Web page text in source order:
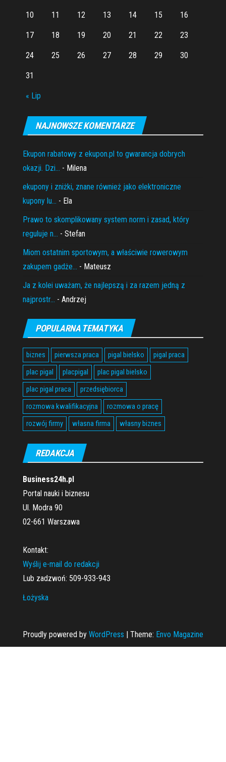
« Lip
10 11 12 13 14 15 16
17 18 19 20 21 22 23
24 25 26 27 28 29 30
31
NAJNOWSZE KOMENTARZE
Ekupon rabatowy z ekupon.pl to gwarancja dobrych
okazji. Dzi... - Milena
ekupony i zniżki, znane również jako elektroniczne
kupony lu... - Ela
Prawo to skomplikowany system norm i zasad, który
reguluje n... - Stefan
Miom ostatnim sportowym, a właściwie rowerowym
zakupem gadże... - Mateusz
Ja z kolei uważam, że najlepszą i za razem jedną z
najprostr... - Andrzej
POPULARNA TEMATYKA
biznes pierwsza praca pigal bielsko
pigal praca
plac pigal
placpigal
plac pigal bielsko
plac pigal praca
przedsiębiorca
rozmowa kwalifikacyjna
rozmowa o pracę
rozwój firmy
własna firma własny biznes
REDAKCJA
Business24h.pl
Portal nauki i biznesu
Ul. Modra 90
02-661 Warszawa
Kontakt:
Wyślij e-mail do redakcji
Lub zadzwoń: 509-933-943
Łożyska
Proudly powered by WordPress | Theme: Envo Magazine